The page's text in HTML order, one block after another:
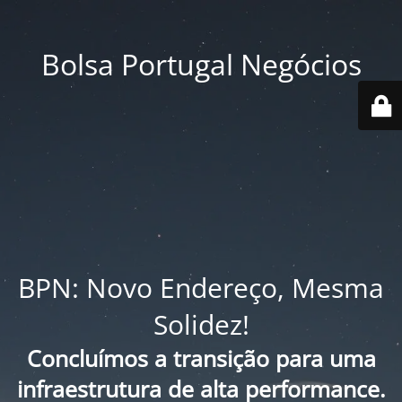
Bolsa Portugal Negócios
BPN: Novo Endereço, Mesma
Solidez!
Concluímos a transição para uma
infraestrutura de alta performance.